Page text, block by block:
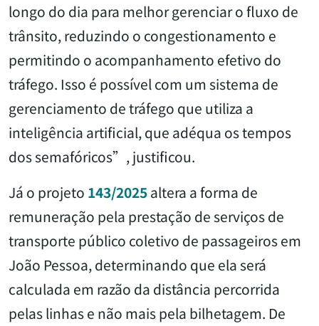
longo do dia para melhor gerenciar o fluxo de
trânsito, reduzindo o congestionamento e
permitindo o acompanhamento efetivo do
tráfego. Isso é possível com um sistema de
gerenciamento de tráfego que utiliza a
inteligência artificial, que adéqua os tempos
dos semafóricos”, justificou.
Já o projeto 143/2025altera a forma de
remuneração pela prestação de serviços de
transporte público coletivo de passageiros em
João Pessoa, determinando que ela será
calculada em razão da distância percorrida
pelas linhas e não mais pela bilhetagem. De